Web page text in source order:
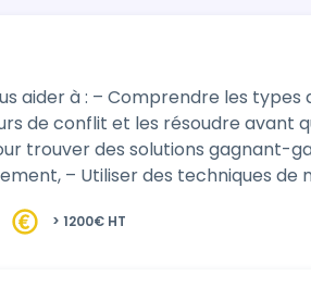
aider à : – Comprendre les types
de conflit et les résoudre avant
trouver des solutions gagnant-
– Utiliser des techniques de
> 1200€ HT